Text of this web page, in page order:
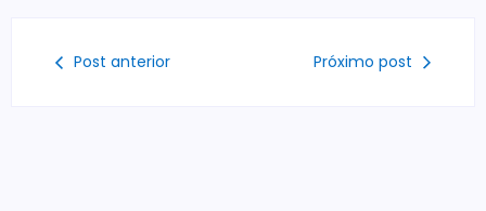
Post anterior Próximo post